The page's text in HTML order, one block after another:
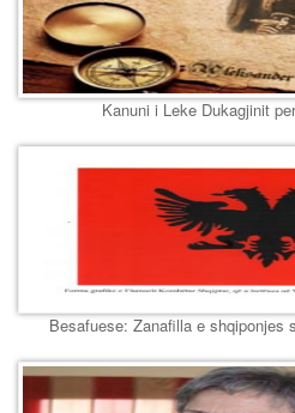
Kanuni i Leke Dukagjinit
Besafuese: Zanafilla e shqiponjes